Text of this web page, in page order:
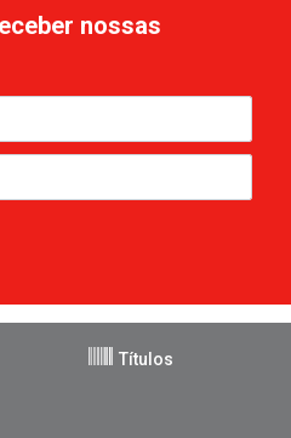
nossas
Títulos